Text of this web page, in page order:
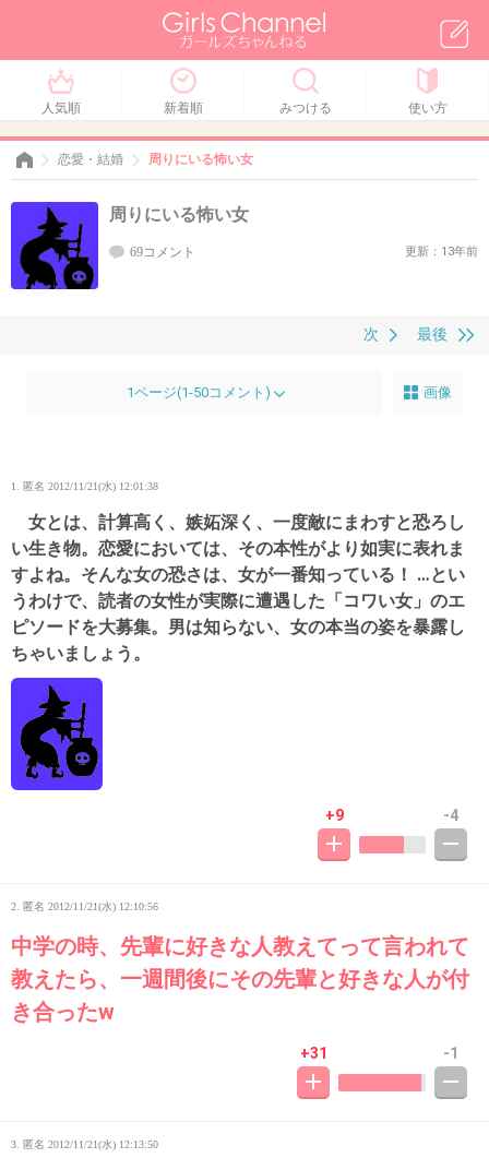
人気順 新着順 みつける 使い方
恋愛・結婚 周りにいる怖い女
周りにいる怖い女
69コメント 更新：13年前
最後
次
1ページ(1-50コメント) 画像
1. 匿名 2012/11/21(水) 12:01:38
女とは、計算高く、嫉妬深く、一度敵にまわすと恐ろし
い生き物。恋愛においては、その本性がより如実に表れま
すよね。そんな女の恐さは、女が一番知っている！ …とい
うわけで、読者の女性が実際に遭遇した「コワい女」のエ
ピソードを大募集。男は知らない、女の本当の姿を暴露し
ちゃいましょう。
+9 -4
2. 匿名 2012/11/21(水) 12:10:56
中学の時、先輩に好きな人教えてって言われて
教えたら、一週間後にその先輩と好きな人が付
き合ったw
+31 -1
3. 匿名 2012/11/21(水) 12:13:50